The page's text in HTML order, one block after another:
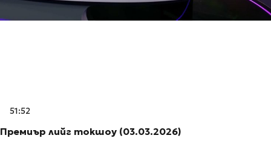
51:52
Премиър лийг токшоу (03.03.2026)